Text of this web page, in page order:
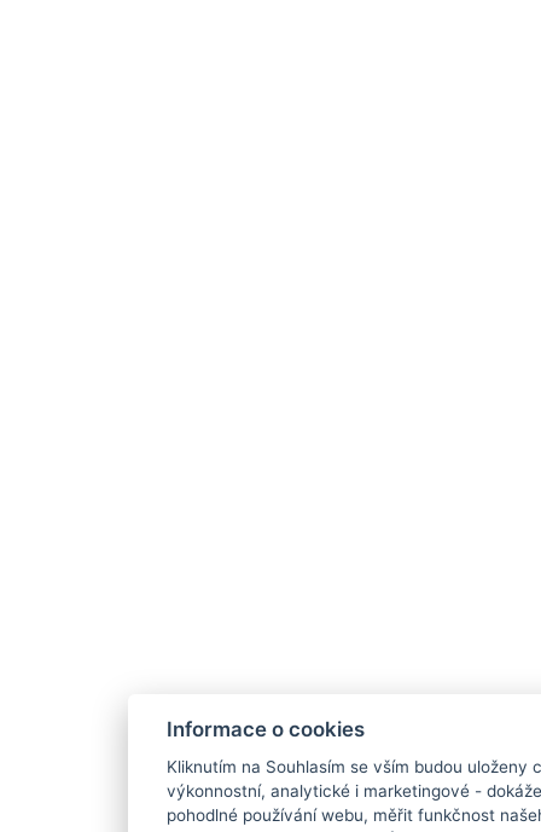
Informace o cookies
Kliknutím na Souhlasím se vším budou uloženy
výkonnostní, analytické i marketingové -
pohodlné používání webu, měřit funkčnost